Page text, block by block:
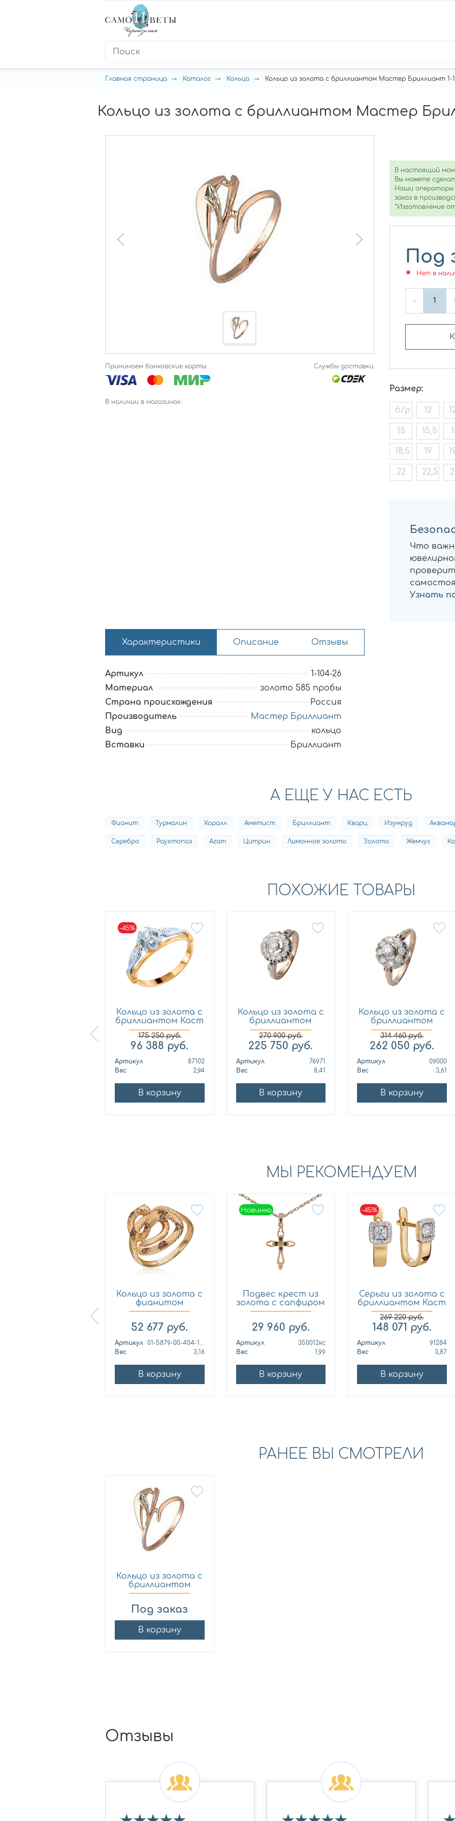
Главная страница Каталог Кольца Кольцо из золота с бриллиантом Мастер Бриллиант 1-
Кольцо из золота с бриллиантом Мастер
Принимаем банковские карты: Службы доставки:
В наличии в магазинах:
В настоящий
Вы можете
Наши операторы
заказ в
*Изготовление
Под
Нет в
-
Размер:
б/р 12
15 15,5
18,5 19
22 22,5
Что
Узнать
Характеристики Описание Отзывы
Артикул
1-104-26
Материал
золото 585 пробы
Страна происхождения
Россия
Производитель
Мастер Бриллиант
Вид
кольцо
Вставки
Бриллиант
А ЕЩЕ У НАС ЕСТЬ
Фианит Турмалин Коралл Аметист Бриллиант Кварц Изумруд
Серебро Раухтопаз Агат Цитрин Лимонное золото Золото Жемчуг
ПОХОЖИЕ ТОВАРЫ
-45%
Кольцо из золота с
бриллиантом Каст
ю...
175 250руб.
96 388 руб.
Артикул
87102
Вес
2,94
В корзину
Кольцо из золота с
бриллиантом
МЭЮЗ 7...
270 900руб.
225 750 руб.
Артикул
76971
Вес
8,41
В корзину
Кольцо из золота с
бриллиантом
МЭЮЗ 0...
314 460руб.
262 050 руб.
Артикул
09000
Вес
3,61
В корзину
МЫ РЕКОМЕНДУЕМ
Кольцо из золота с
фианитом
Платина 0...
52 677 руб.
Артикул
01-5879-00-404-1110
Вес
3,16
В корзину
Новинка
Новинка
Подвес крест из
золота с сапфиром
Кло...
29 960 руб.
Артикул
350012кс
Вес
1,99
В корзину
-45%
Серьги из золота с
бриллиантом Каст
ю...
269 220руб.
148 071 руб.
Артикул
91284
Вес
3,87
В корзину
РАНЕЕ ВЫ СМОТРЕЛИ
Кольцо из золота с
бриллиантом
Мастер...
Под заказ
В корзину
Отзывы